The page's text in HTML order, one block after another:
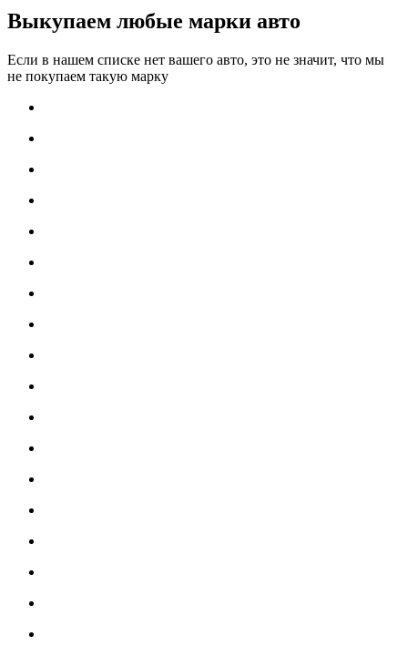
Выкупаем любые марки авто
Если в нашем списке нет вашего авто, это не значит, что мы
не покупаем такую марку